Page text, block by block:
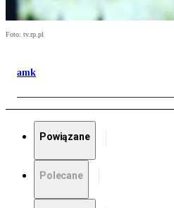
Foto: tv.rp.pl
amk
Powiązane
Polecane